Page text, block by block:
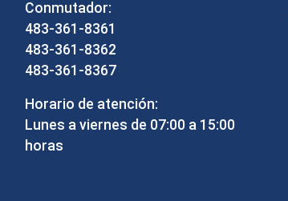
Conmutador:
483-361-8361
483-361-8362
483-361-8367
Horario de atención:
Lunes a viernes de 07:00 a 15:00
horas